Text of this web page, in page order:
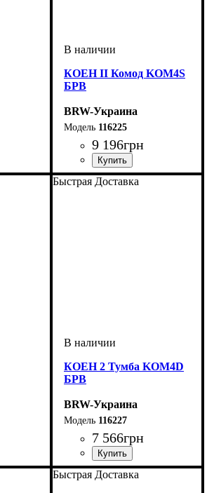
КОЕН II Комод KOM4S
БРВ
BRW-Украина
116225
9 196грн
ширина, мм: 1035
высота, мм: 935
глубина, мм: 400
Быстрая Доставка
КОЕН 2 Тумба KOM4D
БРВ
BRW-Украина
116227
7 566грн
ширина, мм: 1035
высота, мм: 1140
глубина, мм: 400
Быстрая Доставка